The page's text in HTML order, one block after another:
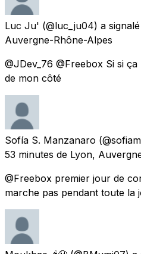
Luc Ju' (@luc_ju04) a signalé
Auvergne-Rhône-Alpes
@JDev_76 @Freebox Si si
de mon côté
Sofía S. Manzanaro
53 minutes de Lyon,
@Freebox premier jour de
marche pas pendant toute la